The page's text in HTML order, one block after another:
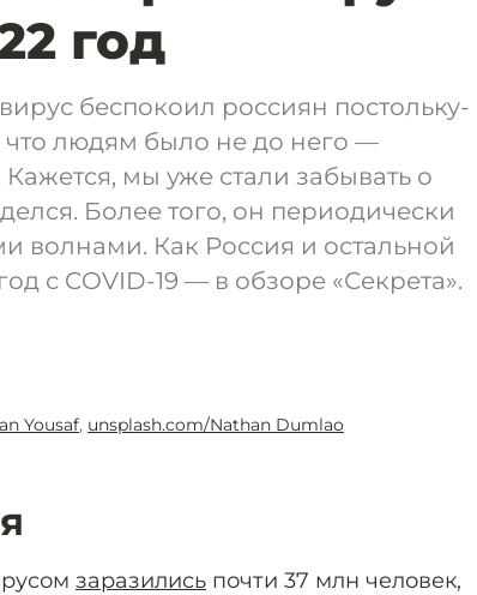
год
беспокоил россиян постольку-
что людям было не до него —
мы уже стали забывать о
Более того, он периодически
волнами. Как Россия и остальной
с COVID-19 — в обзоре «Секрета».
Yousaf, unsplash.com/Nathan Dumlao
заразились почти 37 млн человек,